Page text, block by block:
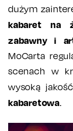
dużym
kabaret na
zabawny i
MoCarta
scenach w
wysoką
kabaretowa.